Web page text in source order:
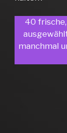
40
manchmal